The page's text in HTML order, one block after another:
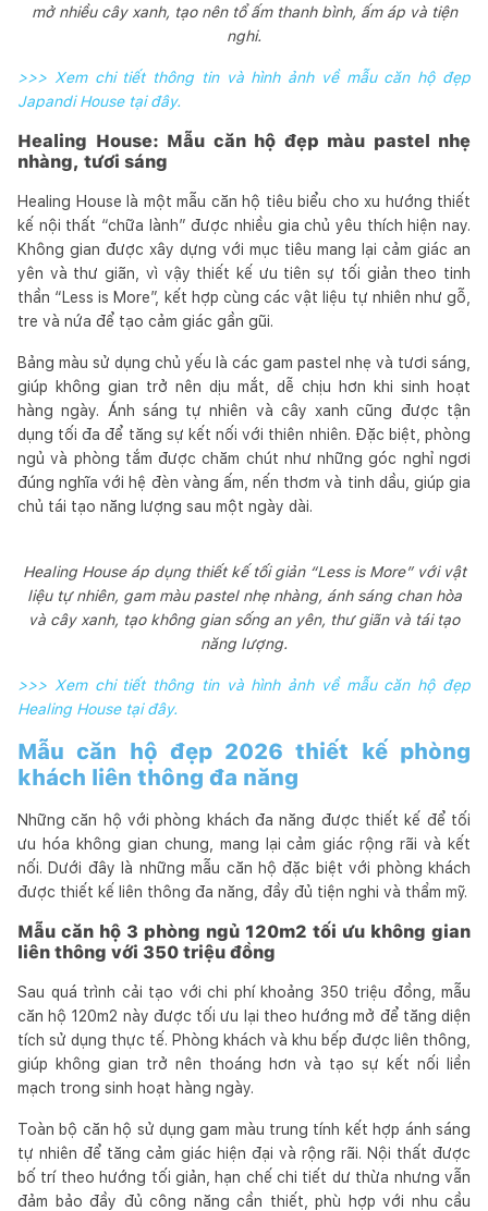
mở nhiều cây xanh, tạo nên tổ ấm thanh bình, ấm áp và tiện
nghi.
>>> Xem chi tiết thông tin và hình ảnh về mẫu căn hộ đẹp
Japandi House tại đây.
Healing House: Mẫu căn hộ đẹp màu pastel nhẹ
nhàng, tươi sáng
Healing House là một mẫu căn hộ tiêu biểu cho xu hướng thiết
kế nội thất “chữa lành” được nhiều gia chủ yêu thích hiện nay.
Không gian được xây dựng với mục tiêu mang lại cảm giác an
yên và thư giãn, vì vậy thiết kế ưu tiên sự tối giản theo tinh
thần “Less is More”, kết hợp cùng các vật liệu tự nhiên như gỗ,
tre và nứa để tạo cảm giác gần gũi.
Bảng màu sử dụng chủ yếu là các gam pastel nhẹ và tươi sáng,
giúp không gian trở nên dịu mắt, dễ chịu hơn khi sinh hoạt
hàng ngày. Ánh sáng tự nhiên và cây xanh cũng được tận
dụng tối đa để tăng sự kết nối với thiên nhiên. Đặc biệt, phòng
ngủ và phòng tắm được chăm chút như những góc nghỉ ngơi
đúng nghĩa với hệ đèn vàng ấm, nến thơm và tinh dầu, giúp gia
chủ tái tạo năng lượng sau một ngày dài.
Healing House áp dụng thiết kế tối giản “Less is More” với vật
liệu tự nhiên, gam màu pastel nhẹ nhàng, ánh sáng chan hòa
và cây xanh, tạo không gian sống an yên, thư giãn và tái tạo
năng lượng.
>>> Xem chi tiết thông tin và hình ảnh về mẫu căn hộ đẹp
Healing House tại đây.
Mẫu căn hộ đẹp 2026 thiết kế phòng
khách liên thông đa năng
Những căn hộ với phòng khách đa năng được thiết kế để tối
ưu hóa không gian chung, mang lại cảm giác rộng rãi và kết
nối. Dưới đây là những mẫu căn hộ đặc biệt với phòng khách
được thiết kế liên thông đa năng, đầy đủ tiện nghi và thẩm mỹ.
Mẫu căn hộ 3 phòng ngủ 120m2 tối ưu không gian
liên thông với 350 triệu đồng
Sau quá trình cải tạo với chi phí khoảng 350 triệu đồng, mẫu
căn hộ 120m2 này được tối ưu lại theo hướng mở để tăng diện
tích sử dụng thực tế. Phòng khách và khu bếp được liên thông,
giúp không gian trở nên thoáng hơn và tạo sự kết nối liền
mạch trong sinh hoạt hàng ngày.
Toàn bộ căn hộ sử dụng gam màu trung tính kết hợp ánh sáng
tự nhiên để tăng cảm giác hiện đại và rộng rãi. Nội thất được
bố trí theo hướng tối giản, hạn chế chi tiết dư thừa nhưng vẫn
đảm bảo đầy đủ công năng cần thiết, phù hợp với nhu cầu